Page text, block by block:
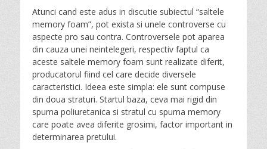
Atunci cand este adus in discutie subiectul “saltele
memory foam”, pot exista si unele controverse cu
aspecte pro sau contra. Controversele pot aparea
din cauza unei neintelegeri, respectiv faptul ca
aceste saltele memory foam sunt realizate diferit,
producatorul fiind cel care decide diversele
caracteristici. Ideea este simpla: ele sunt compuse
din doua straturi. Startul baza, ceva mai rigid din
spuma poliuretanica si stratul cu spuma memory
care poate avea diferite grosimi, factor important in
determinarea pretului.